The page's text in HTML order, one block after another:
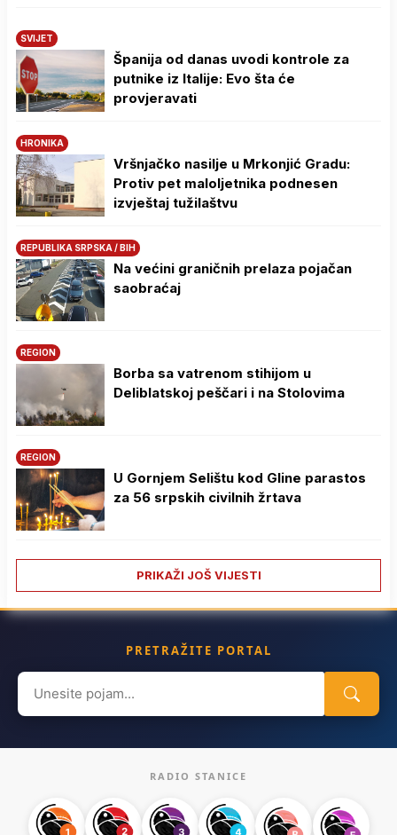
SVIJET
Španija od danas uvodi kontrole za
putnike iz Italije: Evo šta će
provjeravati
HRONIKA
Vršnjačko nasilje u Mrkonjić Gradu:
Protiv pet maloljetnika podnesen
izvještaj tužilaštvu
REPUBLIKA SRPSKA / BIH
Na većini graničnih prelaza pojačan
saobraćaj
REGION
Borba sa vatrenom stihijom u
Deliblatskoj peščari i na Stolovima
REGION
U Gornjem Selištu kod Gline parastos
za 56 srpskih civilnih žrtava
PRIKAŽI JOŠ VIJESTI
PRETRAŽITE PORTAL
Search
for:
RADIO STANICE